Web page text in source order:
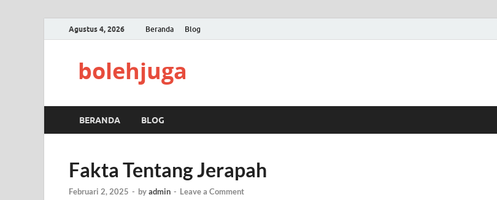
Agustus 4, 2026 Beranda Blog
bolehjuga
BERANDA BLOG
Fakta Tentang Jerapah
Februari 2, 2025 - byadmin - Leave a Comment